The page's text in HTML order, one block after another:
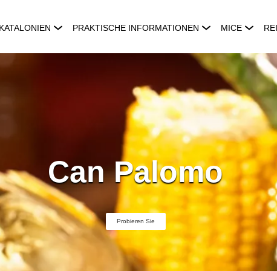
PRAKTISCHE INFORMATIONEN MICE
Can Palomo
Probieren Sie